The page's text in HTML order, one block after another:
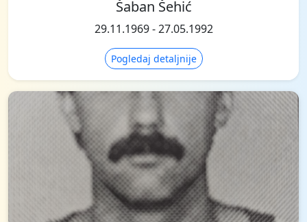
Šaban Šehić
29.11.1969 - 27.05.1992
Pogledaj detaljnije